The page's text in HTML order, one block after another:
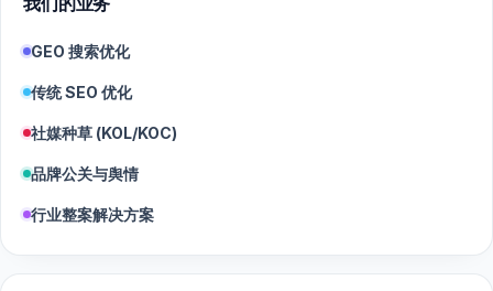
GEO 搜索优化
传统 SEO 优化
社媒种草 (KOL/KOC)
品牌公关与舆情
行业整案解决方案